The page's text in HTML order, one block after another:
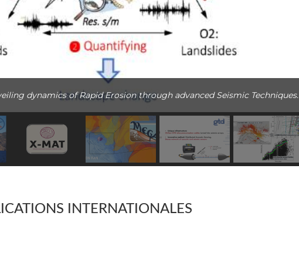
dynamics of Rapid Erosion through advanced Seismic Techniques.
INTERNATIONALES